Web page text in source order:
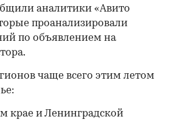
аналитики «Авито
проанализировали
по объявлением на
чаще всего этим летом
крае и Ленинградской